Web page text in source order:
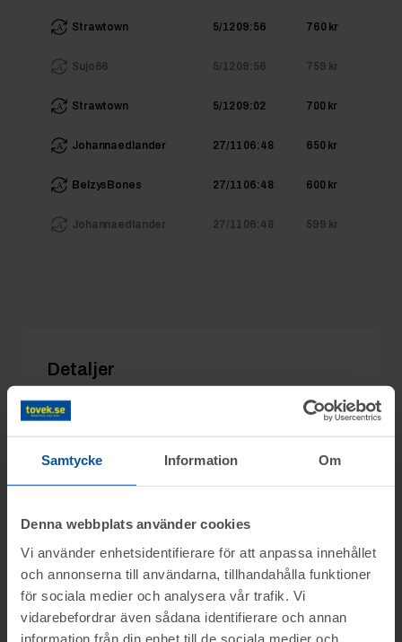
Samtycke Information Om
Denna webbplats använder cookies
Vi använder enhetsidentifierare för att anpassa innehållet
och annonserna till användarna, tillhandahålla funktioner
för sociala medier och analysera vår trafik. Vi
vidarebefordrar även sådana identifierare och annan
information från din enhet till de sociala medier och
Strawtown 5/12 09:56 760 kr
Sujo66 5/12 09:56 759 kr
Strawtown 5/12 09:02 700 kr
Johannaedlander 27/11 06:48 650 kr
BelzysBones 27/11 06:48 600 kr
Johannaedlander 27/11 06:48 599 kr
Detaljer
Utgångspris:
Moms: 25% tillkommer
Slagavgift:
exkl. moms
Information
På uppdrag av konkursförvaltare Lars Melin
Frågor